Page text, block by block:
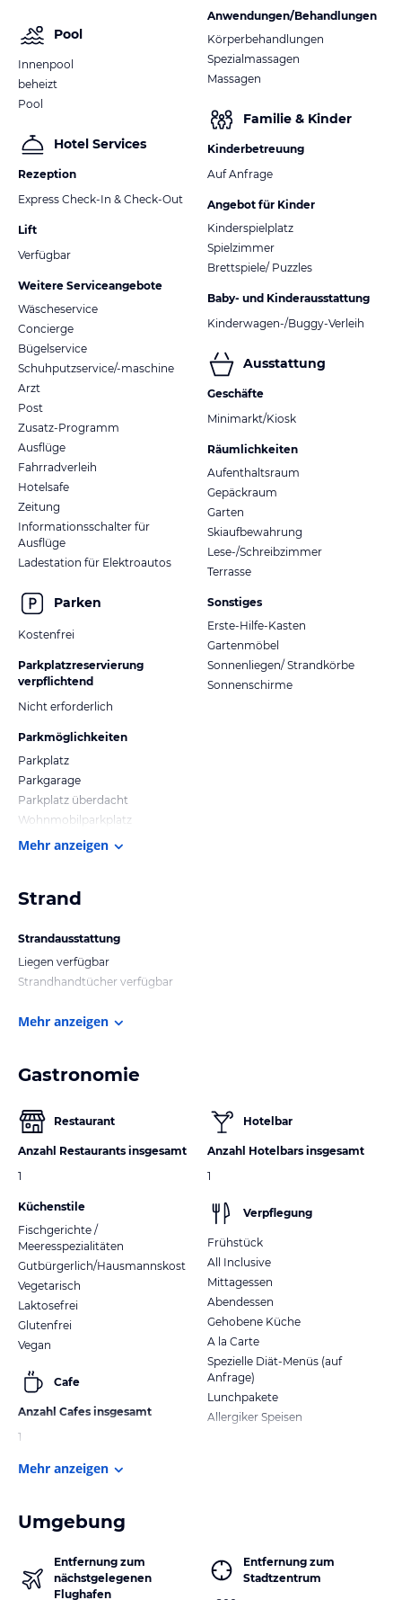
Pool
Innenpool
beheizt
Pool
Hotel Services
Rezeption
Express Check-In & Check-Out
Lift
Verfügbar
Weitere Serviceangebote
Wäscheservice
Concierge
Bügelservice
Schuhputzservice/-maschine
Arzt
Post
Zusatz-Programm
Ausflüge
Fahrradverleih
Hotelsafe
Zeitung
Informationsschalter für
Ausflüge
Ladestation für Elektroautos
Parken
Kostenfrei
Parkplatzreservierung
verpflichtend
Nicht erforderlich
Parkmöglichkeiten
Parkplatz
Parkgarage
Parkplatz überdacht
Wohnmobilparkplatz
Anwendungen/Behandlungen
Körperbehandlungen
Spezialmassagen
Massagen
Familie & Kinder
Kinderbetreuung
Auf Anfrage
Angebot für Kinder
Kinderspielplatz
Spielzimmer
Brettspiele/ Puzzles
Baby- und Kinderausstattung
Kinderwagen-/Buggy-Verleih
Ausstattung
Geschäfte
Minimarkt/Kiosk
Räumlichkeiten
Aufenthaltsraum
Gepäckraum
Garten
Skiaufbewahrung
Lese-/Schreibzimmer
Terrasse
Sonstiges
Erste-Hilfe-Kasten
Gartenmöbel
Sonnenliegen/ Strandkörbe
Sonnenschirme
Mehr anzeigen
Strand
Strandausstattung
Liegen verfügbar
Strandhandtücher verfügbar
Mehr anzeigen
Gastronomie
Restaurant
Anzahl Restaurants insgesamt
1
Küchenstile
Fischgerichte /
Meeresspezialitäten
Gutbürgerlich/Hausmannskost
Vegetarisch
Laktosefrei
Glutenfrei
Vegan
Cafe
Anzahl Cafes insgesamt
1
Hotelbar
Anzahl Hotelbars insgesamt
1
Verpflegung
Frühstück
All Inclusive
Mittagessen
Abendessen
Gehobene Küche
A la Carte
Spezielle Diät-Menüs (auf
Anfrage)
Lunchpakete
Allergiker Speisen
Mehr anzeigen
Umgebung
Entfernung zum
nächstgelegenen
Flughafen
Entfernung zum
Stadtzentrum